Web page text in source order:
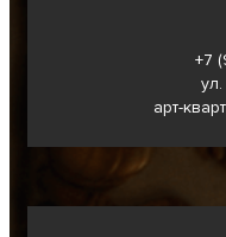
+7
арт-